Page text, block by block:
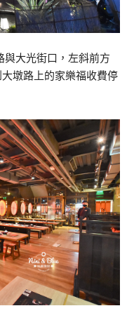
與大光街口，左斜前方
墩路上的家樂福收費停